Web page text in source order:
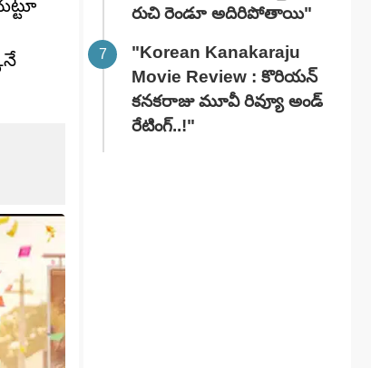
రుచి రెండూ అదిరిపోతాయి"
"Korean Kanakaraju
Movie Review : కొరియన్
కనకరాజు మూవీ రివ్యూ అండ్
రేటింగ్‌..!"